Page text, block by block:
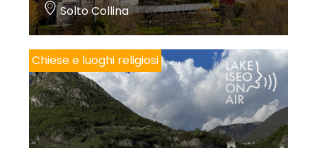
Solto Collina
Chiese e luoghi religiosi